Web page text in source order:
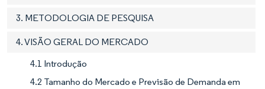
3. METODOLOGIA DE PESQUISA
4. VISÃO GERAL DO MERCADO
4.1 Introdução
4.2 Tamanho do Mercado e Previsão de Demanda em